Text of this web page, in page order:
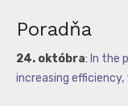
Poradňa
24. októbra: In the
increasing